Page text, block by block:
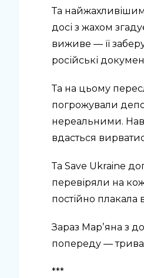
Та найжахливішим
досі з жахом
виживе — її
російські
Та на цьому
погрожували
нереальними.
вдасться
Та Save Ukraine
перевіряли на
постійно плакала
Зараз Марʼяна з
попереду —
***